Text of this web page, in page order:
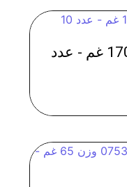
بسكت اوريو - 0755 وزن 170 غم - عدد